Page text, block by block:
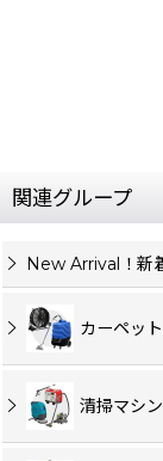
関連グループ
New Arrival！新
カーペッ
清掃マシ